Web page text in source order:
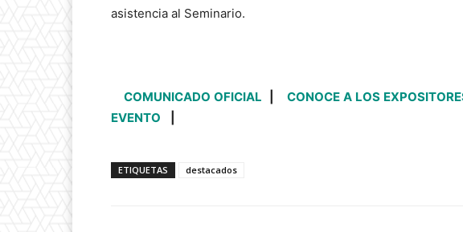
asistencia al Seminario.
COMUNICADO OFICIAL CONOCE A LOS
EVENTO
ETIQUETAS destacados